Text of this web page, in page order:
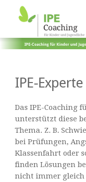
IPE-
Das IPE-Coaching
unterstützt diese
Thema. Z. B.
bei Prüfungen,
Klassenfahrt oder
finden Lösungen
nicht immer gleich